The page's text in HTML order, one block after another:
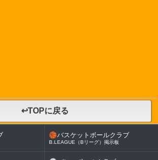
↩TOPに戻る
🏀バスケットボールクラブ
B.LEAGUE（Bリーグ）掲示板